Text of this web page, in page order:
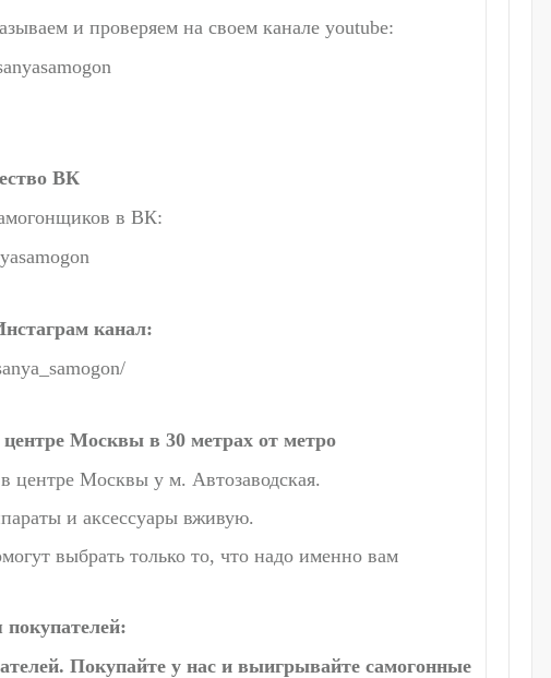
и проверяем на своем канале youtube:
ВК
в ВК:
канал:
Москвы в 30 метрах от метро
центре Москвы у м. Автозаводская.
и аксессуары вживую.
выбрать только то, что надо именно вам
покупателей:
Покупайте у нас и выигрывайте самогонные